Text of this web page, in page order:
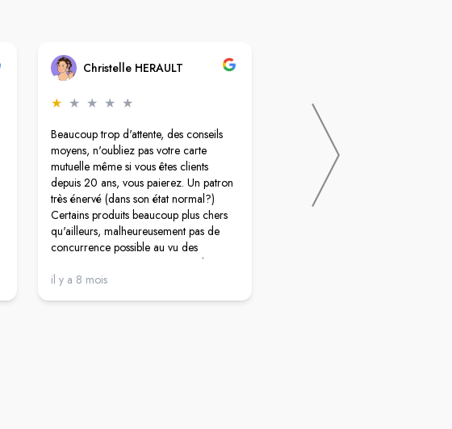
Christelle HERAULT
★ ★ ★ ★ ★
Beaucoup trop d'attente, des conseils
moyens, n'oubliez pas votre carte
mutuelle même si vous êtes clients
depuis 20 ans, vous paierez. Un patron
très énervé (dans son état normal?)
Certains produits beaucoup plus chers
qu'ailleurs, malheureusement pas de
concurrence possible au vu des
quotas.Terminé! je n'y mettrais plus
jamais les pieds! Peut être qu'une
il y a 8 mois
★
La pure pharmacie du coin : on
toujours très longtemps et en p’us
ont même pas les produits les plus
basiques en homéopathie. Quelle
honte!